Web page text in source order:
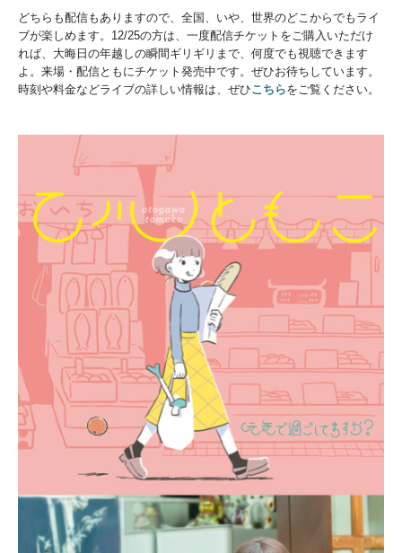
どちらも配信もありますので、全国、いや、世界のどこからでもライ
ブが楽しめます。12/25の方は、一度配信チケットをご購入いただけ
れば、大晦日の年越しの瞬間ギリギリまで、何度でも視聴できます
よ。来場・配信ともにチケット発売中です。ぜひお待ちしています。
時刻や料金などライブの詳しい情報は、ぜひこちらをご覧ください。